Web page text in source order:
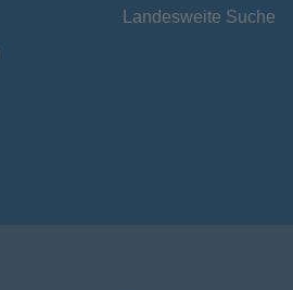
Landesweite Suche